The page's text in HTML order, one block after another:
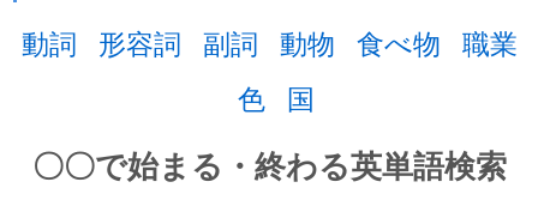
動詞 形容詞 副詞 動物 食べ物 職業
色 国
〇〇で始まる・終わる英単語検索